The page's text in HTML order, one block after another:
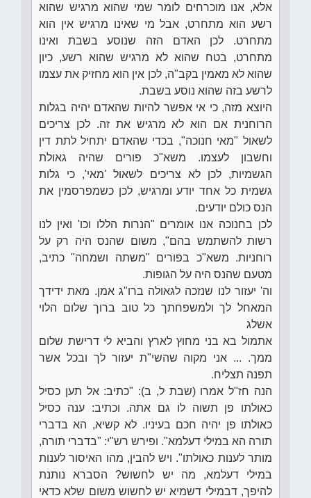
אלא, אנו מוכרחים לומר שמי שהוא מרגיש שהוא
רשע הוא מתחרט, אבל מי שאינו מרגיש אין הוא
מתחרט. לכן האדם הזה שנוסע בשבת ואינו
מתחרט, בטח שהוא לא מרגיש שהוא רשע, כיון
שהוא לא מאמין בקב"ה, לכן אין הוא מחזיק את עצמו
לרשע בזה שהוא נוסע בשבת.
היוצא מזה, כי אי אפשר להיות שהאדם יהיה בגלות
הרוחנית אם הוא לא מרגיש את זה. לכן צריכים
לשאול "מאי חנוכה", בכדי שהאדם יתחיל לתת דין
וחשבון לעצמו. משא"כ פורים שהיה גאולת
הגשמיות, לכן לא צריכים לשאול 'מאי', כי גלות
גשמית כל אחד יודע ומרגיש, לכן כשמפרסמין את
הנס כולם יודעים.
לכן בחנוכה אנו אומרים "הנרות הללו וכו' ואין לנו
רשות להשתמש בהם", משום שהנס היה רק על
רוחניות. משא"כ בפורים "משתה ושמחה" כתיב,
מטעם שהנס היה על הגופות.
וה' יעזור לנו שנזכה לגאולה ברו"ג אמן. מאת ידידך
המאחל לך ולמשפחתך כל טוב ברוך שלום הלוי
אשלג
אתמול בא בני מחוץ לארץ והביא לי דרישת שלום
ממך. ... אני מקוה שהשי"ת יעזור לך ובכל אשר
תפנה תצליח.
הנה חז"ל אמרו (שבת ל, ב): "כתיב: אל תען כסיל
כאולתו פן תשוה לו גם אתה. וכתיב: ענה כסיל
כאולתו פן יהיה חכם בעיניו. לא קשיא, הא בדברי
תורה הא במילי דעלמא". ופירש רש"י: "בדברי תורה,
מותר לענות כאולתו". ויש להבין, מהו האיסור לענות
במילי דעלמא, מה יש לחשוש? הסברא נותנת
להיפך, דבמילי דשמיא יש לחשוש משום שלא כדאי